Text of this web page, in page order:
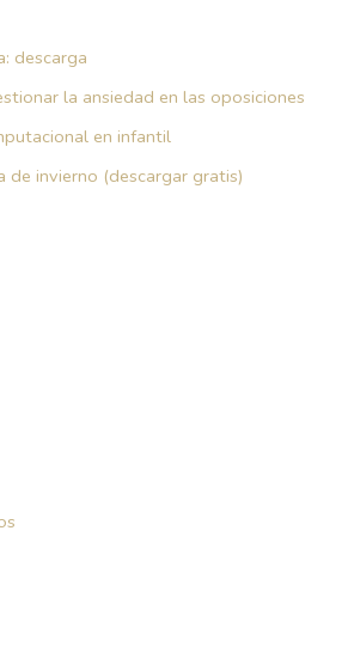
descarga
la ansiedad en las oposiciones
en infantil
de invierno (descargar gratis)